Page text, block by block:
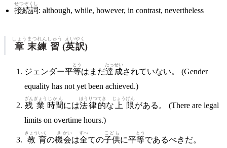
接続詞
せつぞくし
: although, while, however, in contrast, nevertheless
章
しょう
末
まつ
練
れん
習
しゅう
(英訳
えいやく
)
ジェンダー平等
とう
はまだ達
たっ
成
せい
されていない。 (Gender
equality has not yet been achieved.)
残
ざん
業
ぎょう
時間
じかん
には法
ほう
律
りつ
的
てき
な 上
じょう
限
げん
がある。 (There are legal
limits on overtime hours.)
教
きょう
育
いく
の機
き
会
かい
は全
すべ
ての子供
こども
に平等
とう
であるべきだ。